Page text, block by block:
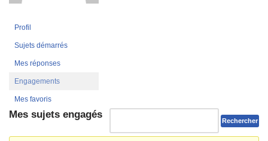
Profil
Sujets démarrés
Mes réponses
Engagements
Mes favoris
Mes sujets engagés